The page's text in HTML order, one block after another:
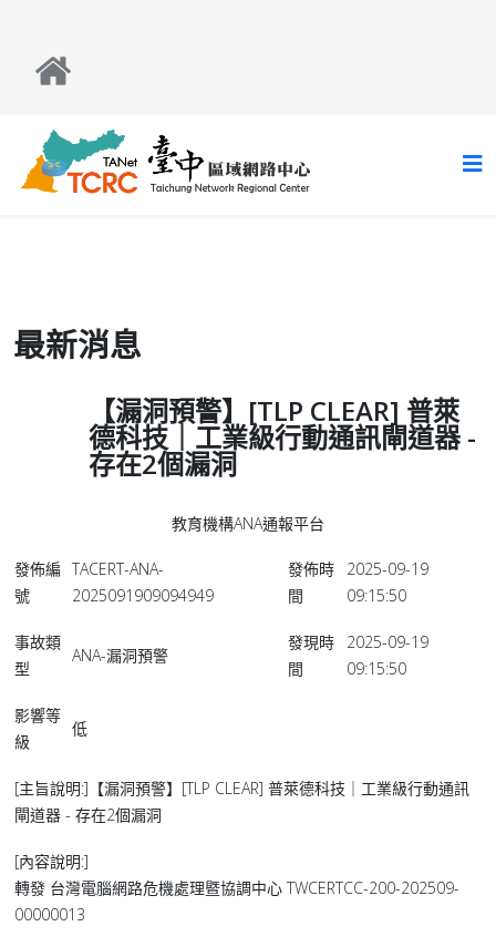
最新消息
【漏洞預警】[TLP CLEAR] 普萊
德科技｜工業級行動通訊閘道器 -
存在2個漏洞
教育機構ANA通報平台
發佈編
號
TACERT-ANA-
2025091909094949
發佈時
間
2025-09-19
09:15:50
事故類
型
ANA-漏洞預警
發現時
間
2025-09-19
09:15:50
影響等
級
低
[主旨說明:]【漏洞預警】[TLP CLEAR] 普萊德科技｜工業級行動通訊
閘道器 - 存在2個漏洞
[內容說明:]
轉發 台灣電腦網路危機處理暨協調中心 TWCERTCC-200-202509-
00000013